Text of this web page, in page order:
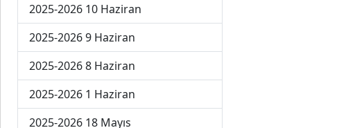
2025-2026 10 Haziran
2025-2026 9 Haziran
2025-2026 8 Haziran
2025-2026 1 Haziran
2025-2026 18 Mayıs